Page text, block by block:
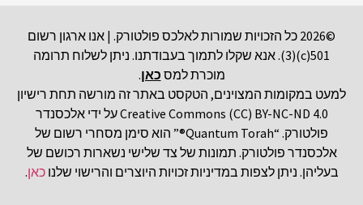
©2026 כל הזכויות שמורות לאלכס פולטורק. | אנו ארגון רשום
501(c)(3). אנא שקלו לתמוך בעבודתנו. ניתן לשלוח תרומה
מוכרת למס כאן.
למעט במקומות המצוינים, הטקסט באתר זה מורשה תחת רישיון
Creative Commons (CC) BY-NC-ND 4.0 על ידי אלכסנדר
פולטורק. “Quantum Torah®” הוא סימן מסחרי רשום של
אלכסנדר פולטורק. תמונות של צד שלישי נשארות רכושם של
בעליהן. ניתן לצפות במדיניות זכויות היוצרים והרישוי שלנוכאן.